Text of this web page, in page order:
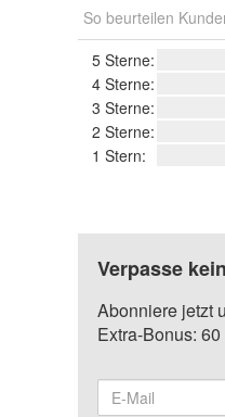
So beurteilen
5 Sterne:
4 Sterne:
3 Sterne:
2 Sterne:
1 Stern:
Verpasse
Abonniere jetzt
Extra-Bonus: